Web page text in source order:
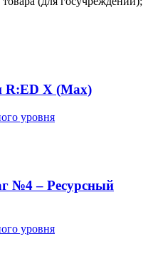
R:ED X (Max)
уровня
№4 – Ресурсный
уровня